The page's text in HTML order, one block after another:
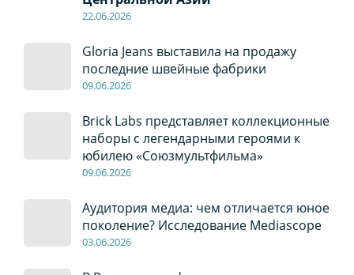
22.06.2026
Gloria Jeans выставила на продажу
последние швейные фабрики
09.06.2026
Brick Labs представляет коллекционные
наборы с легендарными героями к
юбилею «Союзмультфильма»
09.06.2026
Аудитория медиа: чем отличается юное
поколение? Исследование Mediascope
03.06.2026